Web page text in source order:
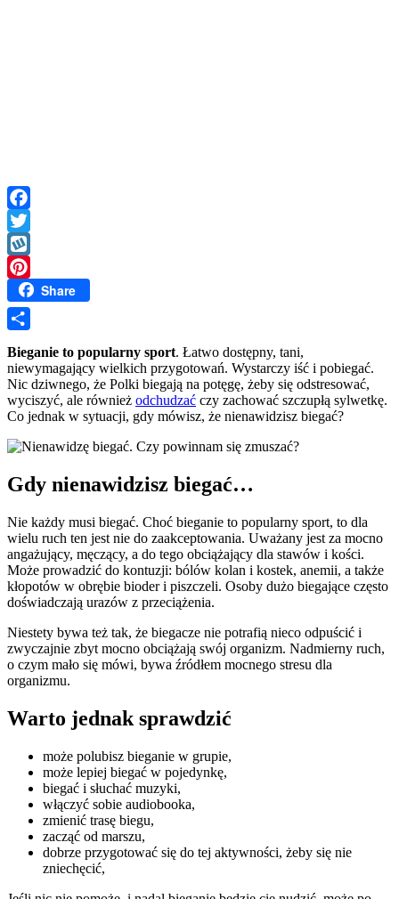
Facebook
Twitter
Wykop
PinterestShare
Bieganie to popularny sport. Łatwo dostępny, tani,
niewymagający wielkich przygotowań. Wystarczy iść i pobiegać.
Nic dziwnego, że Polki biegają na potęgę, żeby się odstresować,
wyciszyć, ale również odchudzać czy zachować szczupłą sylwetkę.
Co jednak w sytuacji, gdy mówisz, że nienawidzisz biegać?
Gdy nienawidzisz biegać…
Nie każdy musi biegać. Choć bieganie to popularny sport, to dla
wielu ruch ten jest nie do zaakceptowania. Uważany jest za mocno
angażujący, męczący, a do tego obciążający dla stawów i kości.
Może prowadzić do kontuzji: bólów kolan i kostek, anemii, a także
kłopotów w obrębie bioder i piszczeli. Osoby dużo biegające często
doświadczają urazów z przeciążenia.
Niestety bywa też tak, że biegacze nie potrafią nieco odpuścić i
zwyczajnie zbyt mocno obciążają swój organizm. Nadmierny ruch,
o czym mało się mówi, bywa źródłem mocnego stresu dla
organizmu.
Warto jednak sprawdzić
może polubisz bieganie w grupie,
może lepiej biegać w pojedynkę,
biegać i słuchać muzyki,
włączyć sobie audiobooka,
zmienić trasę biegu,
zacząć od marszu,
dobrze przygotować się do tej aktywności, żeby się nie
zniechęcić,